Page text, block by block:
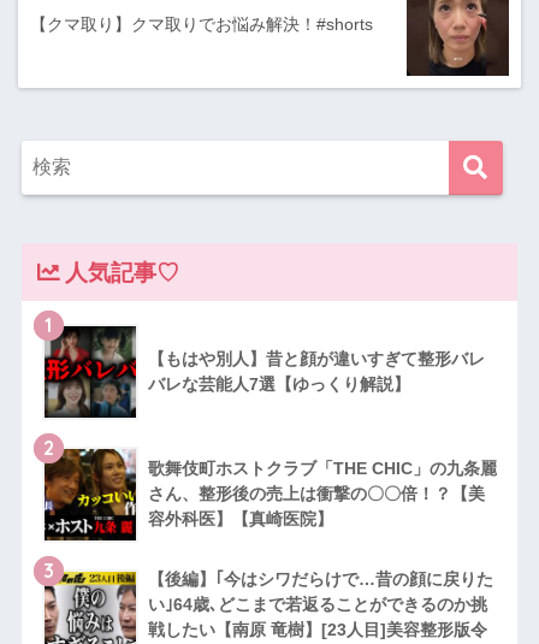
【クマ取り】クマ取りでお悩み解決！#shorts
人気記事♡
1
【もはや別人】昔と顔が違いすぎて整形バレ
バレな芸能人7選【ゆっくり解説】
2
歌舞伎町ホストクラブ「THE CHIC」の九条麗
さん、整形後の売上は衝撃の〇〇倍！？【美
容外科医】【真崎医院】
3
【後編】｢今はシワだらけで…昔の顔に戻りた
い｣64歳､どこまで若返ることができるのか挑
戦したい【南原 竜樹】[23人目]美容整形版令